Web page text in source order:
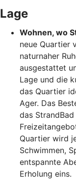
Lage
Wohnen, wo
neue Quartier
naturnaher
ausgestattet
Lage und die
das Quartier
Ager. Das
das
Quartier wird
Schwimmen,
entspannte
Erholung eins.